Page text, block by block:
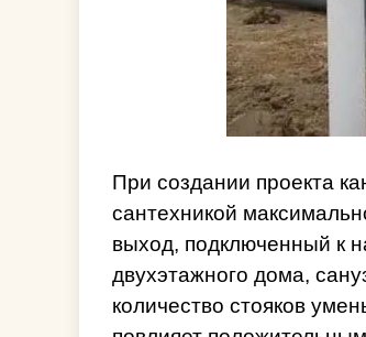
При создании проекта
сантехникой
выход, подключенный к
двухэтажного дома,
количество стояков